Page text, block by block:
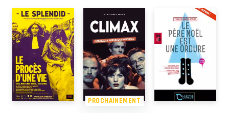
PROCHAINEMENT